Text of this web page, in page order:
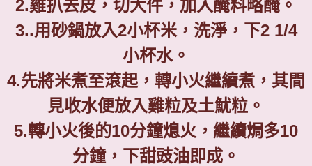
2.雞扒去皮，切大件，加入醃料略醃。
3..用砂鍋放入2小杯米，洗淨，下2 1/4
小杯水。
4.先將米煮至滾起，轉小火繼續煮，其間
見收水便放入雞粒及土魷粒。
5.轉小火後的10分鐘熄火，繼續焗多10
分鐘，下甜豉油即成。